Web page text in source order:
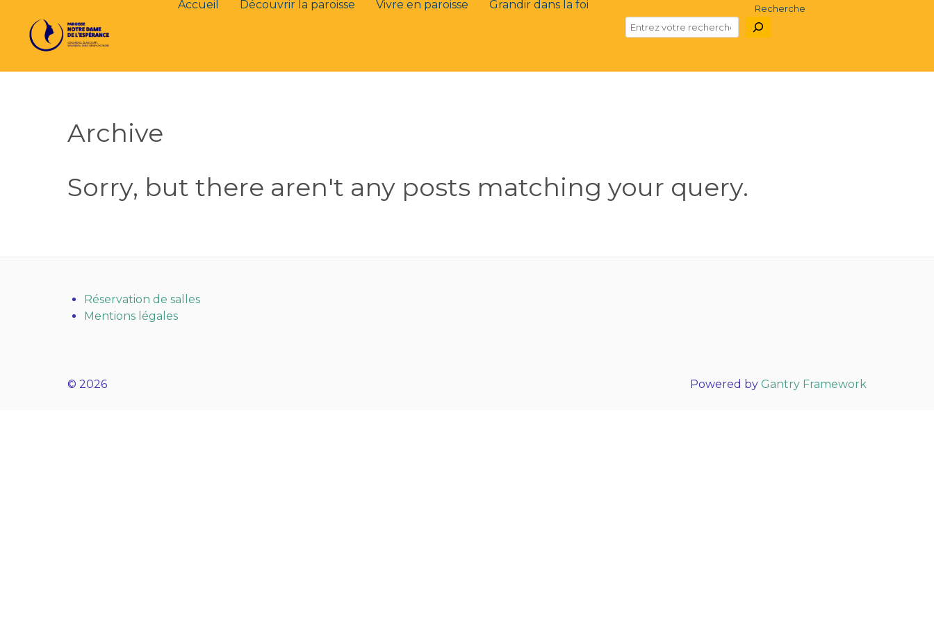
Accueil Découvrir la paroisse Vivre en paroisse Grandir dans la foi Recherche
Archive
Sorry, but there aren't any posts matching your query.
Réservation de salles
Mentions légales
© 2026 Powered by Gantry Framework